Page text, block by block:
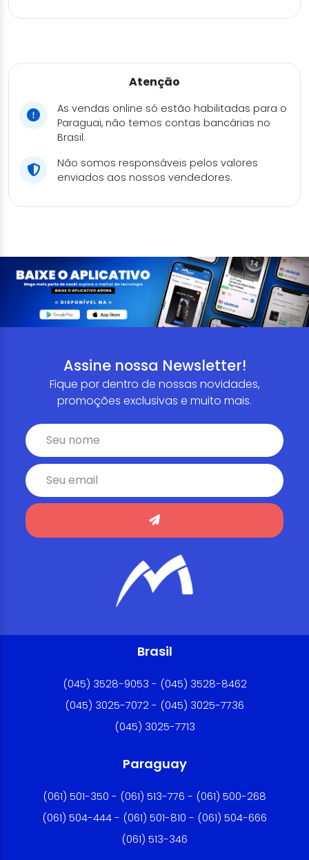
Atenção
As vendas online só estão habilitadas para o
Paraguai, não temos contas bancárias no
Brasil.
Não somos responsáveis pelos valores
enviados aos nossos vendedores.
Assine nossa Newsletter!
Fique por dentro de nossas novidades,
promoções exclusivas e muito mais.
Brasil
(045) 3528-9053 - (045) 3528-8462
(045) 3025-7072 - (045) 3025-7736
(045) 3025-7713
Paraguay
(061) 501-350 - (061) 513-776 - (061) 500-268
(061) 504-444 - (061) 501-810 - (061) 504-666
(061) 513-346